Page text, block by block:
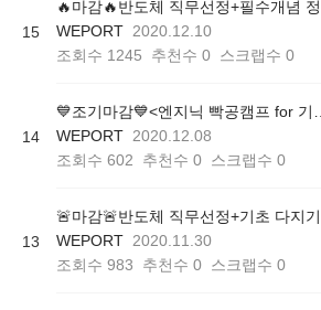
15
WEPORT 2020.12.10
조회수 1245 추천수 0 스크랩수 0
14
WEPORT 2020.12.08
조회수 602 추천수 0 스크랩수 0
13
WEPORT 2020.11.30
조회수 983 추천수 0 스크랩수 0